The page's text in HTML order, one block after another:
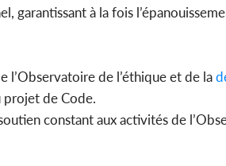
garantissant à la fois
l’Observatoire de l’éthique et de la
projet de Code.
constant aux activités de